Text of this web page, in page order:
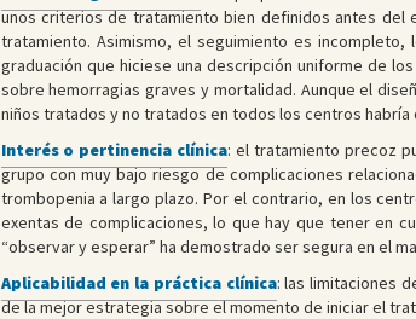
unos criterios de tratamiento bien definidos antes del
tratamiento. Asimismo, el seguimiento es
graduación que hiciese una descripción uniforme de
sobre hemorragias graves y mortalidad. Aunque el
niños tratados y no tratados en todos los centros habría
Interés o pertinencia clínica: el tratamiento precoz
grupo con muy bajo riesgo de complicaciones
trombopenia a largo plazo. Por el contrario, en los
exentas de complicaciones, lo que hay que tener en
“observar y esperar” ha demostrado ser segura en el
Aplicabilidad en la práctica clínica: las limitaciones
de la mejor estrategia sobre el momento de iniciar el